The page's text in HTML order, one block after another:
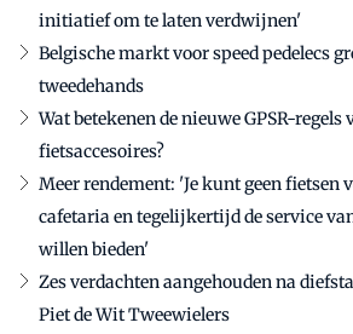
initiatief om te laten verdwijnen'
Belgische markt voor speed pedelecs
tweedehands
Wat betekenen de nieuwe GPSR-regels
fietsaccesoires?
Meer rendement: 'Je kunt geen fietsen
cafetaria en tegelijkertijd de service
willen bieden'
Zes verdachten aangehouden na
Piet de Wit Tweewielers